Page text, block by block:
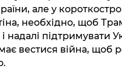
але у
необхідно, щоб
надалі підтримувати
вестися війна, щоб